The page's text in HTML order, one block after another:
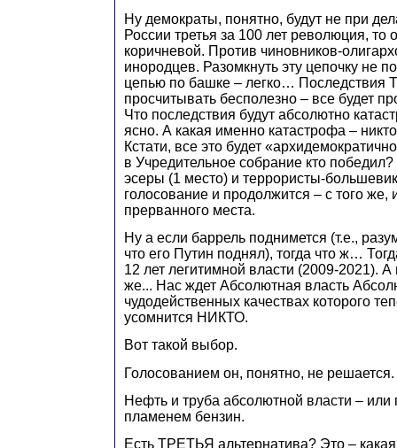
Ну демократы, понятно, будут не при
России третья за 100 лет революция, то
коричневой. Против чиновников-
инородцев. Разомкнуть эту цепочку не
цепью по башке – легко… Последствия
просчитывать бесполезно – все будет
Что последствия будут абсолютно
ясно. А какая именно катастрофа –
Кстати, все это будет
в Учредительное собрание кто
эсеры (1 место) и террористы-
голосование и продолжится – с того же,
прерванного места.
Ну а если баррель поднимется (т.е.,
что его Путин поднял), тогда что ж…
12 лет легитимной власти (2009-2021).
же... Нас ждет Абсолютная власть
чудодейственных качествах которого
усомнится НИКТО.
Вот такой выбор.
Голосованием он, понятно, не решается.
Нефть и труба абсолютной власти –
пламенем бензин.
Есть ТРЕТЬЯ альтернатива? Это –